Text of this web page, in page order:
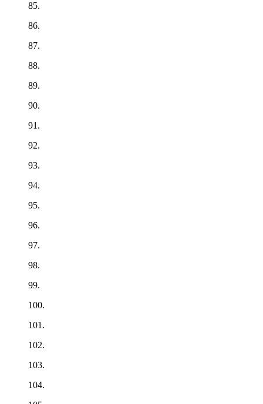
85.
86.
87.
88.
89.
90.
91.
92.
93.
94.
95.
96.
97.
98.
99.
100.
101.
102.
103.
104.